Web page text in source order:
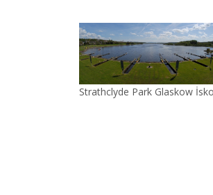
Strathclyde Park Glaskow